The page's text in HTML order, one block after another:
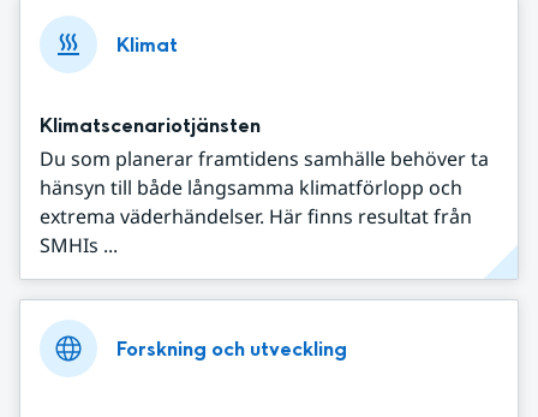
Klimat
Klimatscenariotjänsten
Du som planerar framtidens samhälle behöver ta
hänsyn till både långsamma klimatförlopp och
extrema väderhändelser. Här finns resultat från
SMHIs ...
Forskning och utveckling